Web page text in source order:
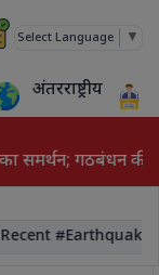
Select Language ▼
अंतरराष्ट्रीय
समर्थन; गठबंधन की
#Earthquakes